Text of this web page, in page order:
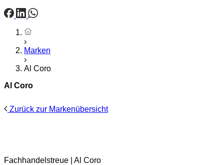
Startseite
Marken
Al Coro
Al Coro
Zurück zur Markenübersicht
Fachhandelstreue | Al Coro